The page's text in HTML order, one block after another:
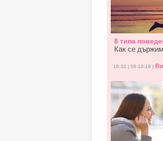
8 типа
Как се
18:32 | 09-10-19 |